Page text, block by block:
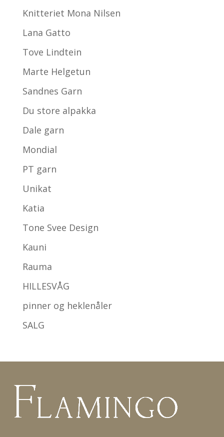
Knitteriet Mona Nilsen
Lana Gatto
Tove Lindtein
Marte Helgetun
Sandnes Garn
Du store alpakka
Dale garn
Mondial
PT garn
Unikat
Katia
Tone Svee Design
Kauni
Rauma
HILLESVÅG
pinner og heklenåler
SALG